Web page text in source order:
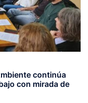
continúa
con mirada de